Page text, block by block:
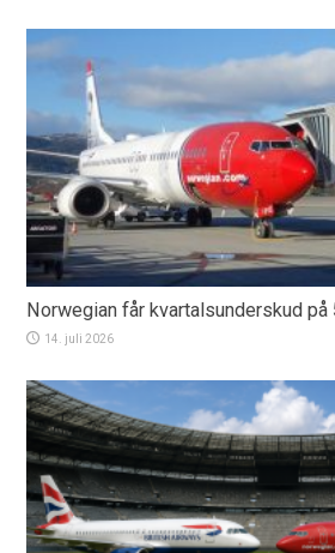
Norwegian får kvartalsunderskud
14. juli 2026